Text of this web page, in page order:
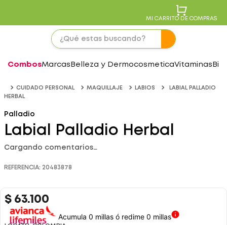
MI CARRITO DE COMPRAS
CombosMarcas Belleza y DermocosmeticaVitaminas
CUIDADO PERSONAL MAQUILLAJE LABIOS
LABIAL PALLADIO
HERBAL
Palladio
Labial Palladio Herbal
Cargando comentarios…
REFERENCIA: 20483878
$ 63.100
Acumula 0 millas ó redime 0 millas